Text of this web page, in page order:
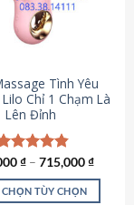
Tình Yêu
Chỉ 1 Chạm Là
Lên Đỉnh
xếp
4.85
sao
₫ – 715,000₫
TÙY CHỌN